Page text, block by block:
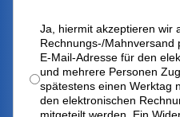
Rechnungs-/
Ja, hiermit akzeptieren wir
Rechnungs-/Mahnversand
E-Mail-Adresse für den
und mehrere Personen
spätestens einen Werktag
den elektronischen